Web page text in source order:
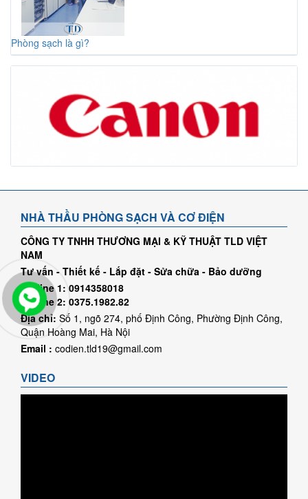
Phòng sạch là gì?
NHÀ THẦU PHÒNG SẠCH VÀ CƠ ĐIỆN
CÔNG TY TNHH THƯƠNG MẠI & KỸ THUẬT TLD VIỆT
NAM
Tư vấn - Thiết kế - Lắp đặt - Sửa chữa - Bảo dưỡng
Hotline 1: 0914358018
Hotline 2: 0375.1982.82
Địa chỉ: Số 1, ngõ 274, phố Định Công, Phường Định Công,
Quận Hoàng Mai, Hà Nội
Email : codien.tld19@gmail.com
VIDEO